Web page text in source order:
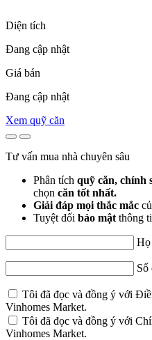
Diện tích
Đang cập nhật
Giá bán
Đang cập nhật
Xem quỹ căn
Tư vấn mua nhà chuyên sâu
Phân tích quỹ căn, chính
chọn căn tốt nhất.
Giải đáp mọi thắc mắc
Tuyệt đối bảo mật thông
Họ
Số
Tôi đã đọc và đồng ý với
Vinhomes Market.
Tôi đã đọc và đồng ý với
Vinhomes Market.